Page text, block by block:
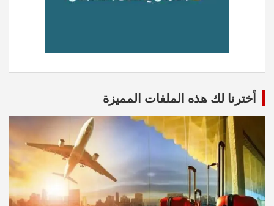
أخترنا لك هذه الملفات المميزة